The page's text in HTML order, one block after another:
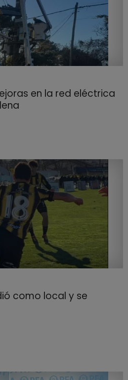
en la red eléctrica
como local y se